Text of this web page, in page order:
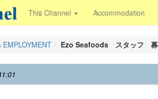
This Channel Accommodation
EMPLOYMENT Ezo Seafoods スタッフ 募